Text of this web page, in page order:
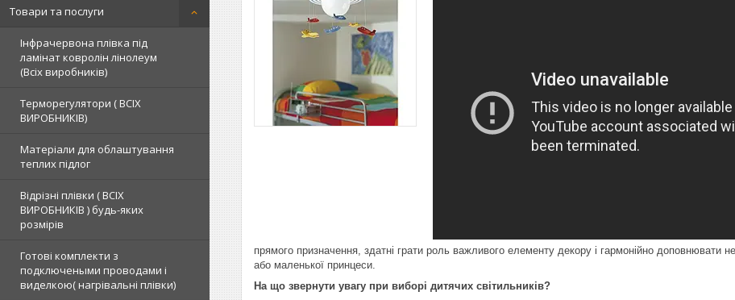
Товари та послуги
Інфрачервона плівка під
ламінат ковролін лінолеум
(Всіх виробників)
Терморегулятори ( ВСІХ
ВИРОБНИКІВ)
Матеріали для облаштування
теплих підлог
Відрізні плівки ( ВСІХ
ВИРОБНИКІВ ) будь-яких
розмірів
Готові комплекти з
подключеными проводами і
виделкою( нагрівальні плівки)
прямого призначення, здатні грати роль важливого елементу декору і гармонійно доповнювати
або маленької принцеси.
На що звернути увагу при виборі дитячих світильників?